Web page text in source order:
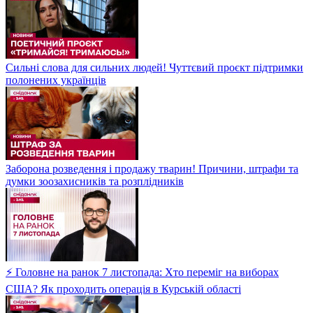
Сильні слова для сильних людей! Чуттєвий проєкт підтримки
полонених українців
Заборона розведення і продажу тварин! Причини, штрафи та
думки зоозахисників та розплідників
⚡ Головне на ранок 7 листопада: Хто переміг на виборах
США? Як проходить операція в Курській області